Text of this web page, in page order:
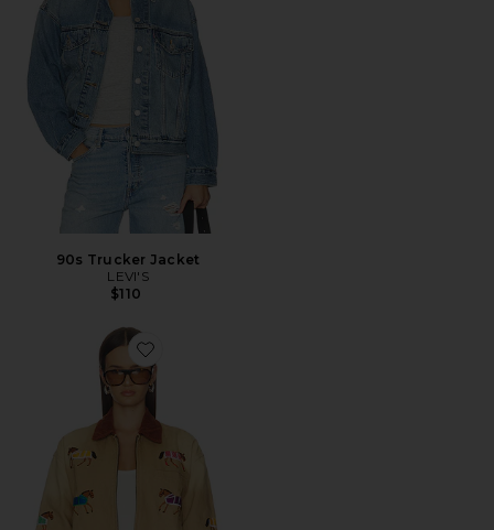
90s Trucker Jacket
LEVI'S
$110
Favorite Lariat Horse Embroidered Work Jacket